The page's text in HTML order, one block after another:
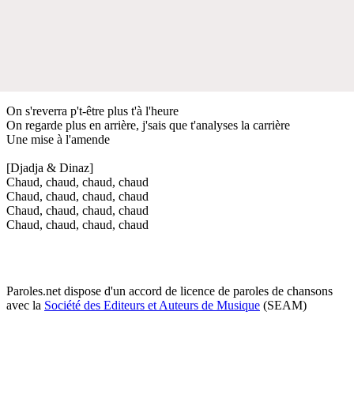
On s'reverra p't-être plus t'à l'heure
On regarde plus en arrière, j'sais que t'analyses la carrière
Une mise à l'amende
[Djadja & Dinaz]
Chaud, chaud, chaud, chaud
Chaud, chaud, chaud, chaud
Chaud, chaud, chaud, chaud
Chaud, chaud, chaud, chaud
Paroles.net dispose d'un accord de licence de paroles de chansons
avec la Société des Editeurs et Auteurs de Musique (SEAM)